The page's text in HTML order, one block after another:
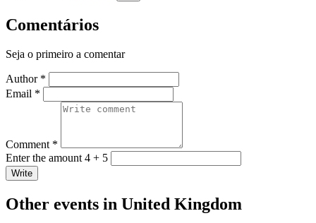
Comentários
Seja o primeiro a comentar
Author *
Email *
Comment *
Enter the amount 4 + 5
Write
Other events in United Kingdom